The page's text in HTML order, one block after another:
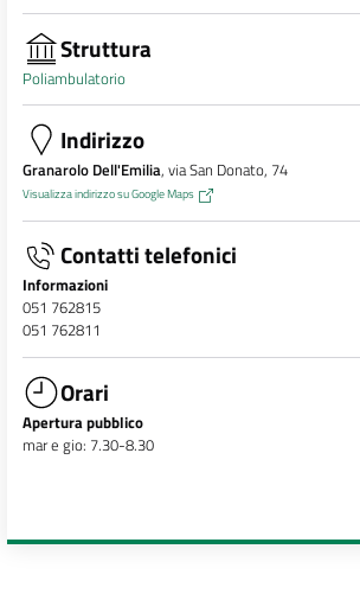
Struttura
Poliambulatorio
Indirizzo
Granarolo Dell'Emilia, via San Donato, 74
Visualizza indirizzo su Google Maps
Contatti telefonici
Informazioni
051 762815
051 762811
Orari
Apertura pubblico
mar e gio: 7.30-8.30